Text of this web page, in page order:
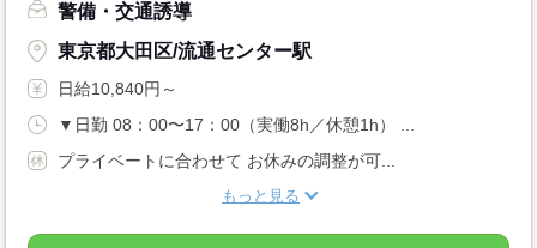
警備・交通誘導
東京都大田区/流通センター駅
日給10,840円～
▼日勤 08：00〜17：00（実働8h／休憩1h） ...
プライベートに合わせて お休みの調整が可...
もっと見る